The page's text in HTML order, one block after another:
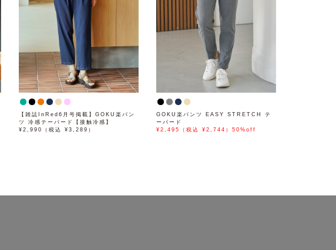
【雑誌InRed6月号掲載】GOKU楽パン
ツ 冷感テーパード【接触冷感】
¥2,990（税込 ¥3,289）
GOKU楽パンツ EASY STRETCH テ
ーパード
¥2,495（税込 ¥2,744）50%off